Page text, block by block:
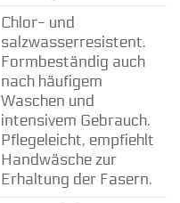
Chlor- und
salzwasserresistent.
Formbeständig auch
nach häufigem
Waschen und
intensivem Gebrauch.
Pflegeleicht, empfiehlt
Handwäsche zur
Erhaltung der Fasern.